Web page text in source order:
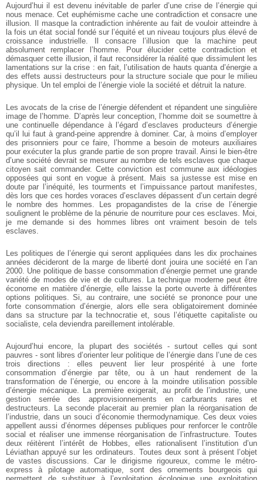
Aujourd’hui il est devenu inévitable de parler d’une crise de l’énergie qui
nous menace. Cet euphémisme cache une contradiction et consacre une
illusion. Il masque la contradiction inhérente au fait de vouloir atteindre à
la fois un état social fondé sur l’équité et un niveau toujours plus élevé de
croissance industrielle. Il consacre l’illusion que la machine peut
absolument remplacer l’homme. Pour élucider cette contradiction et
démasquer cette illusion, il faut reconsidérer la réalité que dissimulent les
lamentations sur la crise : en fait, l’utilisation de hauts quanta d’énergie a
des effets aussi destructeurs pour la structure sociale que pour le milieu
physique. Un tel emploi de l’énergie viole la société et détruit la nature.
Les avocats de la crise de l’énergie défendent et répandent une singulière
image de l’homme. D’après leur conception, l’homme doit se soumettre à
une continuelle dépendance à l’égard d’esclaves producteurs d’énergie
qu’il lui faut à grand-peine apprendre à dominer. Car, à moins d’employer
des prisonniers pour ce faire, l’homme a besoin de moteurs auxiliaires
pour exécuter la plus grande partie de son propre travail. Ainsi le bien-être
d’une société devrait se mesurer au nombre de tels esclaves que chaque
citoyen sait commander. Cette conviction est commune aux idéologies
opposées qui sont en vogue à présent. Mais sa justesse est mise en
doute par l’inéquité, les tourments et l’impuissance partout manifestes,
dès lors que ces hordes voraces d’esclaves dépassent d’un certain degré
le nombre des hommes. Les propagandistes de la crise de l’énergie
soulignent le problème de la pénurie de nourriture pour ces esclaves. Moi,
je me demande si des hommes libres ont vraiment besoin de tels
esclaves.
Les politiques de l’énergie qui seront appliquées dans les dix prochaines
années décideront de la marge de liberté dont jouira une société en l’an
2000. Une politique de basse consommation d’énergie permet une grande
variété de modes de vie et de cultures. La technique moderne peut être
économe en matière d’énergie, elle laisse la porte ouverte à différentes
options politiques. Si, au contraire, une société se prononce pour une
forte consommation d’énergie, alors elle sera obligatoirement dominée
dans sa structure par la technocratie et, sous l’étiquette capitaliste ou
socialiste, cela deviendra pareillement intolérable.
Aujourd’hui encore, la plupart des sociétés - surtout celles qui sont
pauvres - sont libres d’orienter leur politique de l’énergie dans l’une de ces
trois directions : elles peuvent lier leur prospérité à une forte
consommation d’énergie par tête, ou à un haut rendement de la
transformation de l’énergie, ou encore à la moindre utilisation possible
d’énergie mécanique. La première exigerait, au profit de l’industrie, une
gestion serrée des approvisionnements en carburants rares et
destructeurs. La seconde placerait au premier plan la réorganisation de
l’industrie, dans un souci d’économie thermodynamique. Ces deux voies
appellent aussi d’énormes dépenses publiques pour renforcer le contrôle
social et réaliser une immense réorganisation de l’infrastructure. Toutes
deux réitèrent l’intérêt de Hobbes, elles rationalisent l’institution d’un
Léviathan appuyé sur les ordinateurs. Toutes deux sont à présent l’objet
de vastes discussions. Car le dirigisme rigoureux, comme le métro-
express à pilotage automatique, sont des ornements bourgeois qui